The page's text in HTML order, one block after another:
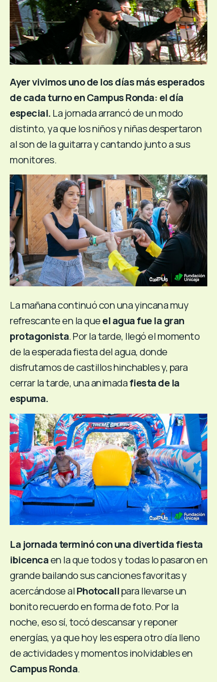
Ayer vivimos uno de los días más esperados
de cada turno en Campus Ronda: el día
especial. La jornada arrancó de un modo
distinto, ya que los niños y niñas despertaron
al son de la guitarra y cantando junto a sus
monitores.
La mañana continuó con una yincana muy
refrescante en la queel agua fue la gran
protagonista. Por la tarde, llegó el momento
de la esperada fiesta del agua, donde
disfrutamos de castillos hinchables y, para
cerrar la tarde, una animadafiesta de la
espuma.
La jornada terminó con una divertida fiesta
ibicencaen la que todos y todas lo pasaron en
grande bailando sus canciones favoritas y
acercándose alPhotocallpara llevarse un
bonito recuerdo en forma de foto. Por la
noche, eso sí, tocó descansar y reponer
energías, ya que hoy les espera otro día lleno
de actividades y momentos inolvidables en
Campus Ronda.